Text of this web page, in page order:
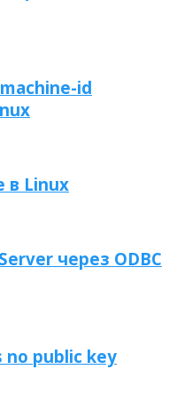
id
в Linux
через ODBC
public key